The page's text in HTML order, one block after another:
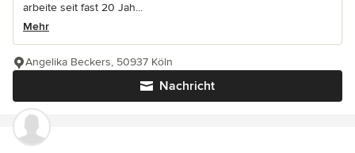
arbeite seit fast 20 Jah...
Mehr
Nachricht
Angelika Beckers, 50937 Köln